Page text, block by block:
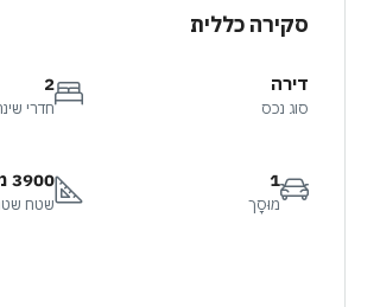
סקירה כללית
דירה
סוג נכס
2
חדרי
1
מוּסָך
3900 מ"ר
שטח